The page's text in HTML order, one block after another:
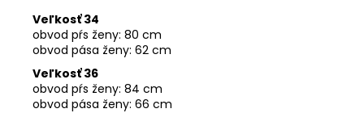
Veľkosť 34
obvod pŕs ženy: 80 cm
obvod pása ženy: 62 cm
Veľkosť 36
obvod pŕs ženy: 84 cm
obvod pása ženy: 66 cm